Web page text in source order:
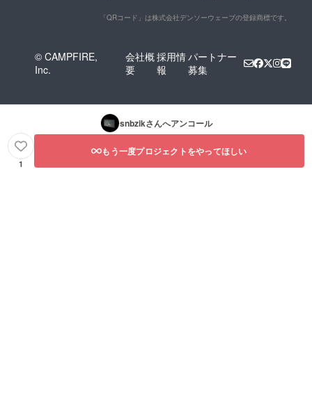
「QRコード」は株式会社デンソーウェーブの登録商標です。
© CAMPFIRE,
Inc.
会社概
要
採用情
報
パートナー
募集
snbzikさんへアンコール
1
もう一度プロジェクトをやってほしい